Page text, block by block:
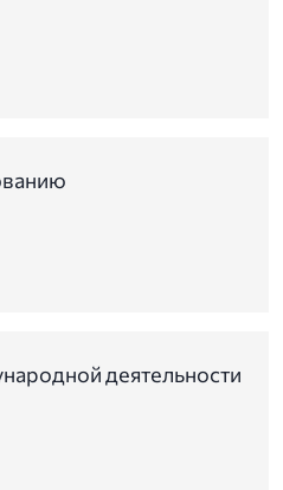
деятельности